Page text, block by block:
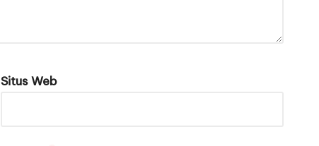
Situs Web